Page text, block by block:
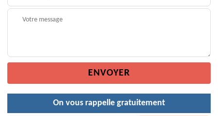
On vous rappelle gratuitement